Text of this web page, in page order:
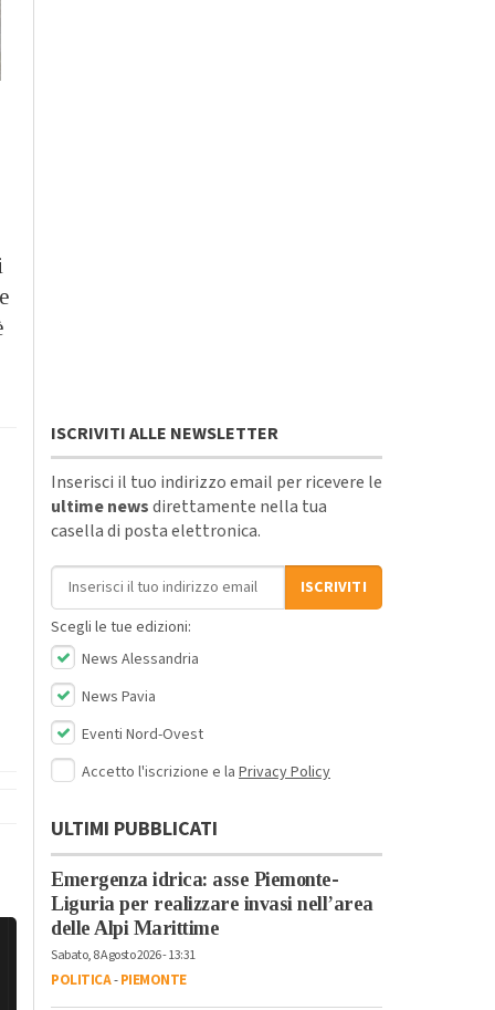
ISCRIVITI ALLE NEWSLETTER
Inserisci il tuo indirizzo email per ricevere le
ultime newsdirettamente nella tua
casella di posta elettronica.
Indirizzo email
ISCRIVITI
Scegli le tue edizioni:
News Alessandria
News Pavia
Eventi Nord-Ovest
Accetto l'iscrizione e la Privacy Policy
ULTIMI PUBBLICATI
Emergenza idrica: asse Piemonte-
Liguria per realizzare invasi nell’area
delle Alpi Marittime
Sabato, 8 Agosto 2026 - 13:31
POLITICA-PIEMONTE